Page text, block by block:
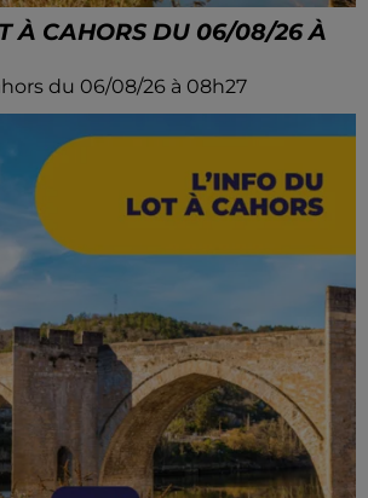
À CAHORS DU 06/08/26 À
du 06/08/26 à 08h27